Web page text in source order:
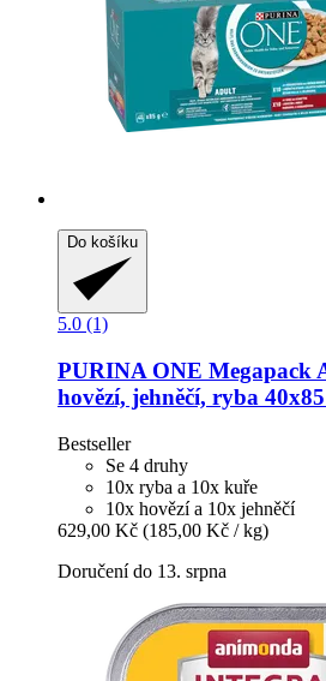
Do košíku
5.0 (1)
PURINA ONE Megapack
hovězí, jehněčí, ryba
Bestseller
Se 4 druhy
10x ryba a 10x kuře
10x hovězí a 10x jehněčí
629,00 Kč (185,00 Kč / kg)
Doručení do 13. srpna